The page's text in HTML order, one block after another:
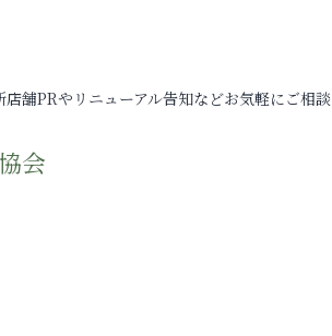
舗PRやリニューアル告知などお気軽にご相
会